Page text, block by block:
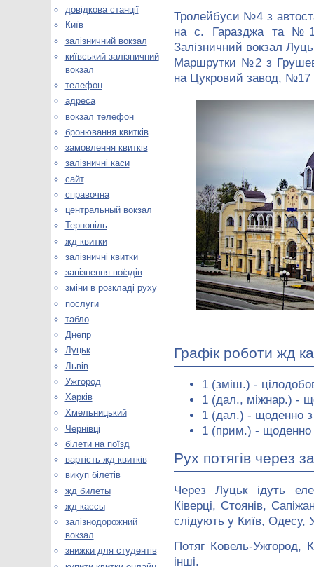
Тролейбуси №4 з
на с. Гаразджа та
Залізничний вокзал
Маршрутки №2 з
на Цукровий завод, №17
Графік роботи жд
1 (зміш.) -
1 (дал., міжнар.) -
1 (дал.) - щоденно
1 (прим.) - щоденно
Рух потягів через
Через Луцьк ідуть
Ківерці, Стоянів,
слідують у Київ, Одесу,
Потяг Ковель-Ужгород,
інші.
довідкова станції
Київ
залізничний вокзал
київський залізничний
вокзал
телефон
адреса
вокзал телефон
бронювання квитків
замовлення квитків
залізничні каси
сайт
справочна
центральный вокзал
Тернопіль
жд квитки
залізничні квитки
запізнення поїздів
зміни в розкладі руху
послуги
табло
Днепр
Луцьк
Львів
Ужгород
Харків
Хмельницький
Чернівці
білети на поїзд
вартість жд квитків
викуп білетів
жд билеты
жд кассы
залізнодорожний
вокзал
знижки для студентів